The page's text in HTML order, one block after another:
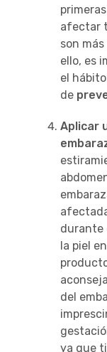
primeras
afectar
son
ello, es
el
de
Aplicar
durante
la piel
del
ya que